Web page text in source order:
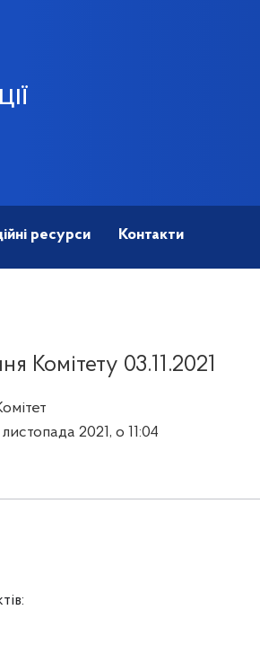
ресурси Контакти
Комітету 03.11.2021
2021, о 11:04